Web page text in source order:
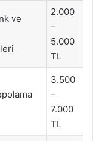
ve
2.000
–
5.000
TL
3.500
–
7.000
TL